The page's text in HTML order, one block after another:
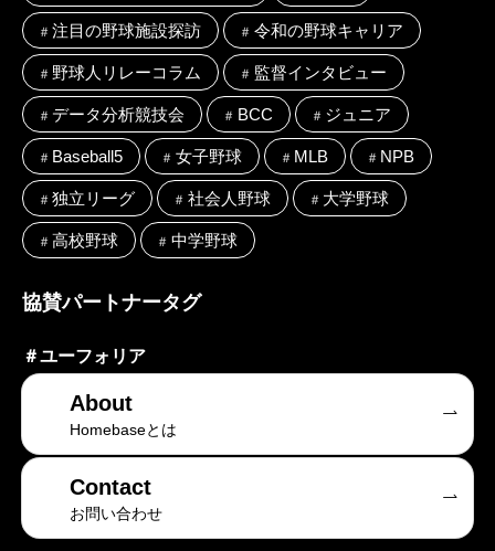
注目の野球施設探訪 令和の野球キャリア
野球人リレーコラム 監督インタビュー
データ分析競技会 BCC ジュニア
Baseball5 女子野球 MLB NPB
独立リーグ 社会人野球 大学野球
高校野球 中学野球
協賛パートナータグ
＃ユーフォリア
About
Homebaseとは
Contact
お問い合わせ